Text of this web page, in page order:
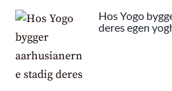
Hos Yogo
deres egen